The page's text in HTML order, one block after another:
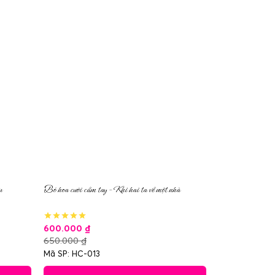
Bó hoa cưới cầm tay – Khi hai ta về một nhà
600.000 ₫
650.000₫
Mã SP: HC-013